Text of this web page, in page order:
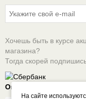
Хочешь быть в курсе
магазина?
Тогда скорей
Оплачивай онлайн
На сайте